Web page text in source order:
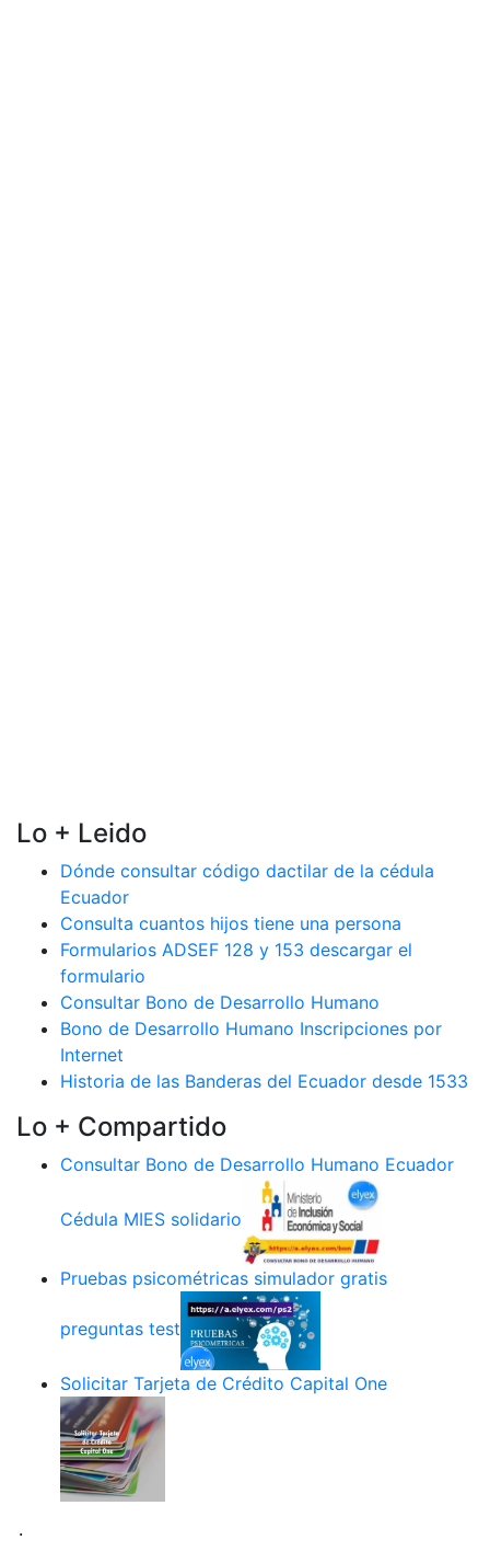
Lo + Leido
Dónde consultar código dactilar de la cédula
Ecuador
Consulta cuantos hijos tiene una persona
Formularios ADSEF 128 y 153 descargar el
formulario
Consultar Bono de Desarrollo Humano
Bono de Desarrollo Humano Inscripciones por
Internet
Historia de las Banderas del Ecuador desde 1533
Lo + Compartido
Consultar Bono de Desarrollo Humano Ecuador
Cédula MIES solidario
Pruebas psicométricas simulador gratis
preguntas test
Solicitar Tarjeta de Crédito Capital One
.